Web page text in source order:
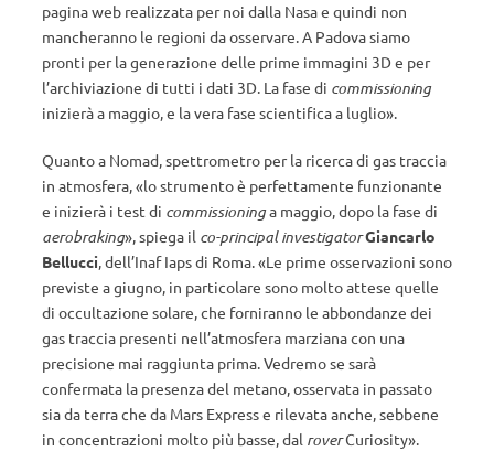
pagina web realizzata per noi dalla Nasa e quindi non
mancheranno le regioni da osservare. A Padova siamo
pronti per la generazione delle prime immagini 3D e per
l’archiviazione di tutti i dati 3D. La fase di commissioning
inizierà a maggio, e la vera fase scientifica a luglio».
Quanto a Nomad, spettrometro per la ricerca di gas traccia
in atmosfera, «lo strumento è perfettamente funzionante
e inizierà i test di commissioninga maggio, dopo la fase di
aerobraking», spiega il co-principal investigatorGiancarlo
Bellucci, dell’Inaf Iaps di Roma. «Le prime osservazioni sono
previste a giugno, in particolare sono molto attese quelle
di occultazione solare, che forniranno le abbondanze dei
gas traccia presenti nell’atmosfera marziana con una
precisione mai raggiunta prima. Vedremo se sarà
confermata la presenza del metano, osservata in passato
sia da terra che da Mars Express e rilevata anche, sebbene
in concentrazioni molto più basse, dal roverCuriosity».